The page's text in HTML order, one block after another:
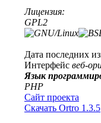
Лицензия:
GPL2
Дата последних
Интерфейс веб-
Язык
PHP
Сайт проекта
Скачать Ortro 1.3.5